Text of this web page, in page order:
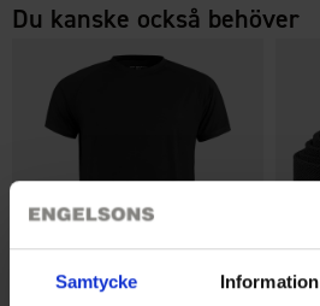
Samtycke Information
Du kanske också behöver